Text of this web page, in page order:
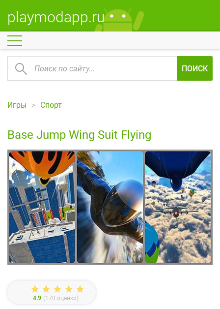
playmodapp.ru
ПОИСК
Игры Спорт
Base Jump Wing Suit Flying
4.9 (170 оценки)